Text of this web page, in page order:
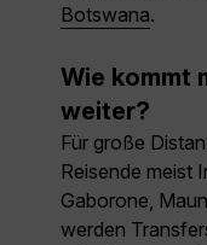
Botswana.
Wie kommt
weiter?
Für große
Reisende meist
Gaborone,
werden